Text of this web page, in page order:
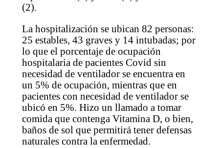
(2).
La hospitalización se ubican 82 personas:
25 estables, 43 graves y 14 intubadas; por
lo que el porcentaje de ocupación
hospitalaria de pacientes Covid sin
necesidad de ventilador se encuentra en
un 5% de ocupación, mientras que en
pacientes con necesidad de ventilador se
ubicó en 5%. Hizo un llamado a tomar
comida que contenga Vitamina D, o bien,
baños de sol que permitirá tener defensas
naturales contra la enfermedad.